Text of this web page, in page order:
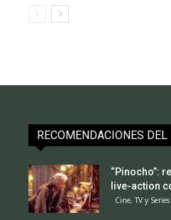
RECOMENDACIONES DEL
“Pinocho”:
live-action
Cine, TV y Series